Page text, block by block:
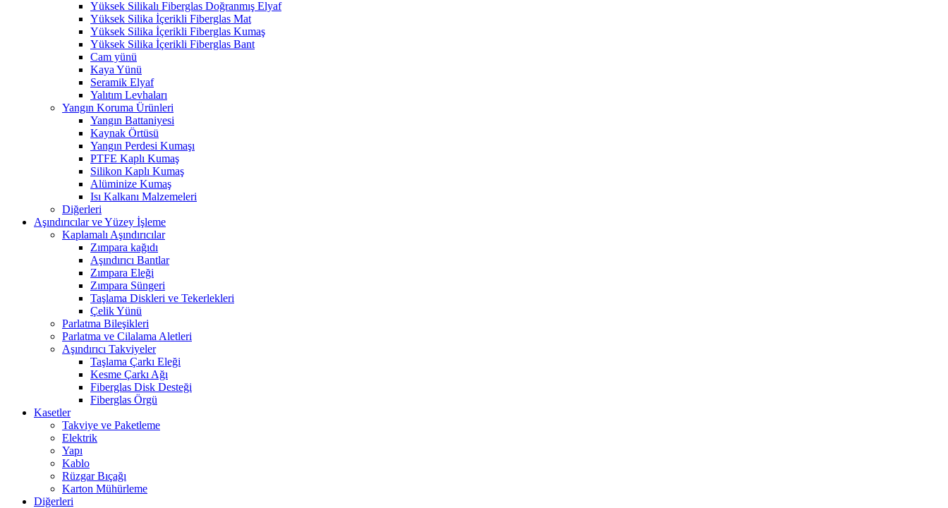
Yüksek Silikalı Fiberglas Doğranmış Elyaf
Yüksek Silika İçerikli Fiberglas Mat
Yüksek Silika İçerikli Fiberglas Kumaş
Yüksek Silika İçerikli Fiberglas Bant
Cam yünü
Kaya Yünü
Seramik Elyaf
Yalıtım Levhaları
Yangın Koruma Ürünleri
Yangın Battaniyesi
Kaynak Örtüsü
Yangın Perdesi Kumaşı
PTFE Kaplı Kumaş
Silikon Kaplı Kumaş
Alüminize Kumaş
Isı Kalkanı Malzemeleri
Diğerleri
Aşındırıcılar ve Yüzey İşleme
Kaplamalı Aşındırıcılar
Zımpara kağıdı
Aşındırıcı Bantlar
Zımpara Eleği
Zımpara Süngeri
Taşlama Diskleri ve Tekerlekleri
Çelik Yünü
Parlatma Bileşikleri
Parlatma ve Cilalama Aletleri
Aşındırıcı Takviyeler
Taşlama Çarkı Eleği
Kesme Çarkı Ağı
Fiberglas Disk Desteği
Fiberglas Örgü
Kasetler
Takviye ve Paketleme
Elektrik
Yapı
Kablo
Rüzgar Bıçağı
Karton Mühürleme
Diğerleri